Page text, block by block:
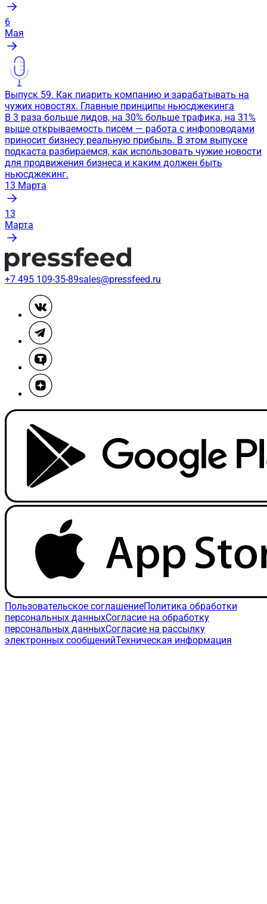
6
Мая
Выпуск 59. Как пиарить компанию и зарабатывать на
чужих новостях. Главные принципы ньюсджекинга
В 3 раза больше лидов, на 30% больше трафика, на 31%
выше открываемость писем — работа с инфоповодами
приносит бизнесу реальную прибыль. В этом выпуске
подкаста разбираемся, как использовать чужие новости
для продвижения бизнеса и каким должен быть
ньюсджекинг.
13 Марта
13
Марта
+7 495 109-35-89sales@pressfeed.ru
Пользовательское соглашениеПолитика обработки
персональных данныхСогласие на обработку
персональных данныхСогласие на рассылку
электронных сообщенийТехническая информация